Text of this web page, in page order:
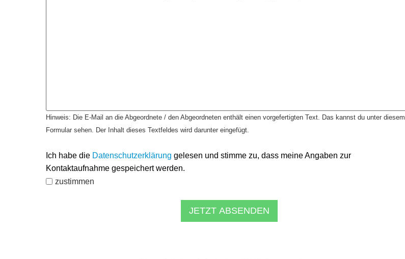
Hinweis: Die E-Mail an die Abgeordnete / den Abgeordneten enthält einen vorgefertigten Text. Das kannst du unter diesem
Formular sehen. Der Inhalt dieses Textfeldes wird darunter eingefügt.
Ich habe die Datenschutzerklärung gelesen und stimme zu, dass meine Angaben zur
Kontaktaufnahme gespeichert werden.
zustimmen
JETZT ABSENDEN